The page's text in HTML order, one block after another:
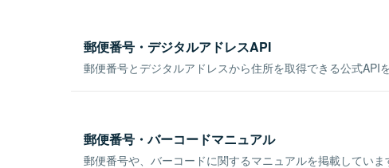
郵便番号・デジタルアドレスAPI
郵便番号とデジタルアドレスから住所を取得できる公式APIを
郵便番号・バーコードマニュアル
郵便番号や、バーコードに関するマニュアルを掲載していま